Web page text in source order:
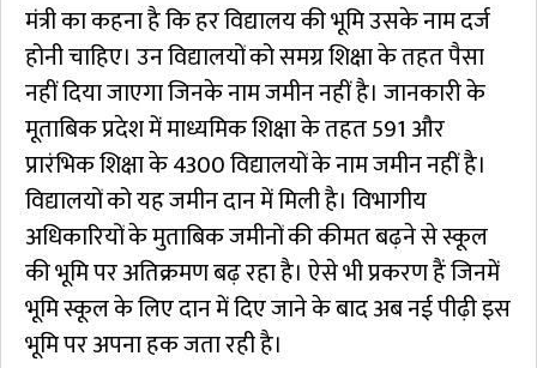
मंत्री का कहना है कि हर विद्यालय की भूमि उसके नाम दर्ज
होनी चाहिए। उन विद्यालयों को समग्र शिक्षा के तहत पैसा
नहीं दिया जाएगा जिनके नाम जमीन नहीं है। जानकारी के
मूताबिक प्रदेश में माध्यमिक शिक्षा के तहत 591 और
प्रारंभिक शिक्षा के 4300 विद्यालयों के नाम जमीन नहीं है।
विद्यालयों को यह जमीन दान में मिली है। विभागीय
अधिकारियों के मुताबिक जमीनों की कीमत बढ़ने से स्कूल
की भूमि पर अतिक्रमण बढ़ रहा है। ऐसे भी प्रकरण हैं जिनमें
भूमि स्कूल के लिए दान में दिए जाने के बाद अब नई पीढ़ी इस
भूमि पर अपना हक जता रही है।